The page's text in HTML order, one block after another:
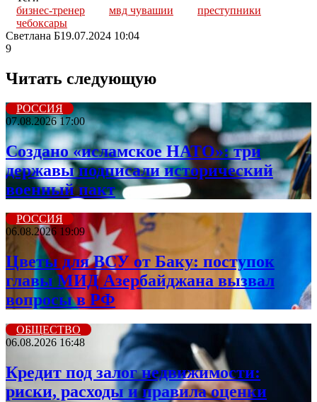
бизнес-тренер
мвд чувашии
преступники
чебоксары
Светлана Б19.07.2024 10:04
9
Читать следующую
РОССИЯ
07.08.2026 17:00
Создано «исламское НАТО»: три
державы подписали исторический
военный пакт
РОССИЯ
06.08.2026 19:09
Цветы для ВСУ от Баку: поступок
главы МИД Азербайджана вызвал
вопросы в РФ
ОБЩЕСТВО
06.08.2026 16:48
Кредит под залог недвижимости:
риски, расходы и правила оценки